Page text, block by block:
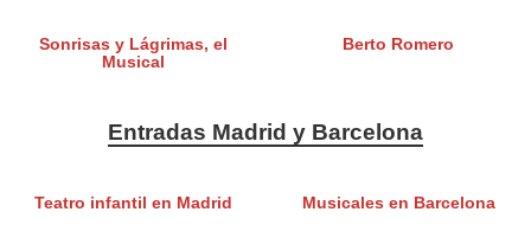
Sonrisas y Lágrimas, el
Musical
Berto Romero
Entradas Madrid y Barcelona
Teatro infantil en Madrid Musicales en Barcelona